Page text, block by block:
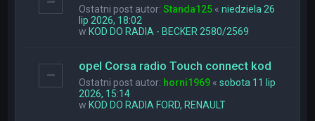
Ostatni post autor:Standa125 «niedziela 26
lip 2026, 18:02
w KOD DO RADIA - BECKER 2580/2569
opel Corsa radio Touch connect kod
Ostatni post autor: horni1969 «sobota 11 lip
2026, 15:14
w KOD DO RADIA FORD, RENAULT